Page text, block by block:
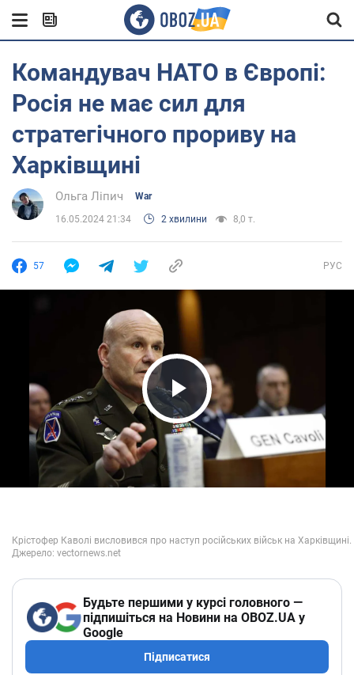
Командувач НАТО в Європі:
Росія не має сил для
стратегічного прориву на
Харківщині
Ольга Ліпич War
16.05.2024 21:34 2 хвилини 8,0 т.
57 РУС
Play Video
Будьте першими у курсі головного —
підпишіться на Новини на OBOZ.UA у
Google
Підписатися